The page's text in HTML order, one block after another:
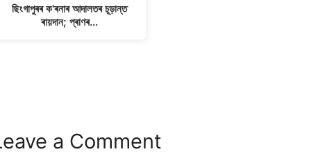
ছিংগাপুৰৰ ক'ৰনাৰ আদালতৰ চূড়ান্ত
ৰায়দান; প্ৰাণৰ…
a Comment